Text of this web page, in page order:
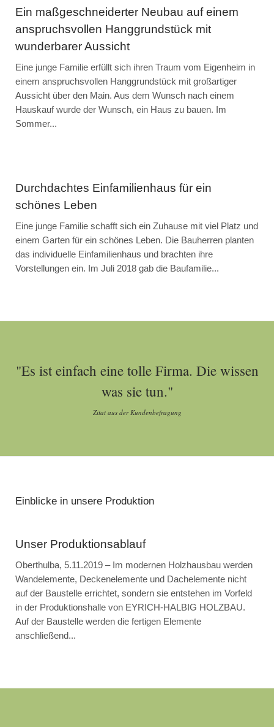
Ein maßgeschneiderter Neubau auf einem
anspruchsvollen Hanggrundstück mit
wunderbarer Aussicht
Eine junge Familie erfüllt sich ihren Traum vom Eigenheim in
einem anspruchsvollen Hanggrundstück mit großartiger
Aussicht über den Main. Aus dem Wunsch nach einem
Hauskauf wurde der Wunsch, ein Haus zu bauen. Im
Sommer...
Durchdachtes Einfamilienhaus für ein
schönes Leben
Eine junge Familie schafft sich ein Zuhause mit viel Platz und
einem Garten für ein schönes Leben. Die Bauherren planten
das individuelle Einfamilienhaus und brachten ihre
Vorstellungen ein. Im Juli 2018 gab die Baufamilie...
"Es ist einfach eine tolle Firma. Die wissen
was sie tun."
Zitat aus der Kundenbefragung
Einblicke in unsere Produktion
Unser Produktionsablauf
Oberthulba, 5.11.2019 – Im modernen Holzhausbau werden
Wandelemente, Deckenelemente und Dachelemente nicht
auf der Baustelle errichtet, sondern sie entstehen im Vorfeld
in der Produktionshalle von EYRICH-HALBIG HOLZBAU.
Auf der Baustelle werden die fertigen Elemente
anschließend...